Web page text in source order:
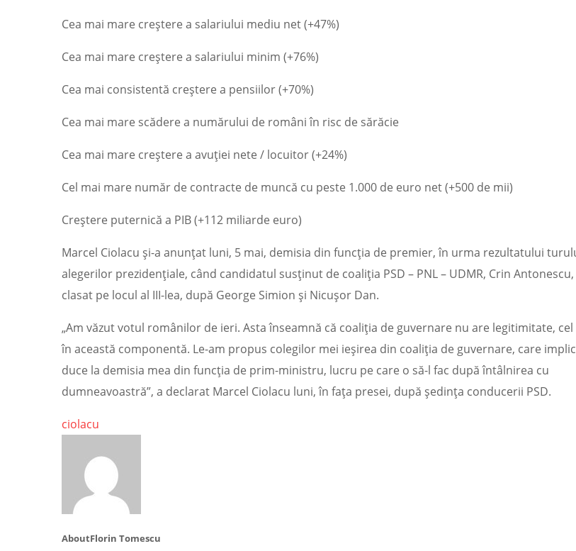
Cea mai mare creștere a salariului mediu net (+47%)
Cea mai mare creștere a salariului minim (+76%)
Cea mai consistentă creștere a pensiilor (+70%)
Cea mai mare scădere a numărului de români în risc de sărăcie
Cea mai mare creștere a avuției nete / locuitor (+24%)
Cel mai mare număr de contracte de muncă cu peste 1.000 de euro net (+500 de mii)
Creștere puternică a PIB (+112 miliarde euro)
Marcel Ciolacu și-a anunțat luni, 5 mai, demisia din funcția de premier, în urma rezultatului
alegerilor prezidențiale, când candidatul susținut de coaliția PSD – PNL – UDMR, Crin Antonescu,
clasat pe locul al III-lea, după George Simion și Nicușor Dan.
„Am văzut votul românilor de ieri. Asta înseamnă că coaliţia de guvernare nu are legitimitate,
în această componentă. Le-am propus colegilor mei ieşirea din coaliţia de guvernare, care
duce la demisia mea din funcţia de prim-ministru, lucru pe care o să-l fac după întâlnirea cu
dumneavoastră”, a declarat Marcel Ciolacu luni, în fața presei, după ședința conducerii PSD.
ciolacu
AboutFlorin Tomescu